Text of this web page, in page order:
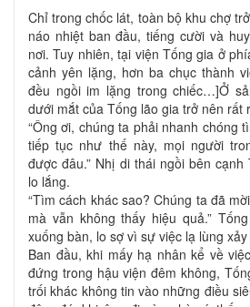
Chỉ trong chốc lát, toàn bộ khu chợ
náo nhiệt ban đầu, tiếng cười và
nơi. Tuy nhiên, tại viện Tống gia ở
cảnh yên lặng, hơn ba chục thành
đều ngồi im lặng trong chiếc…]Ở
dưới mắt của Tống lão gia trở nên rất
“Ông ơi, chúng ta phải nhanh chóng
tiếp tục như thế này, mọi người
được đâu.” Nhị di thái ngồi bên
lo lắng.
“Tìm cách khác sao? Chúng ta đã
mà vẫn không thấy hiệu quả.”
xuống bàn, lo sợ vì sự việc lạ lùng
Ban đầu, khi mấy hạ nhân kể về
đứng trong hậu viện đêm không,
trối khác không tin vào những điều